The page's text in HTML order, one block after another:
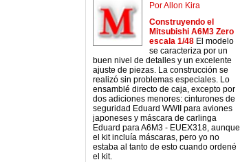
Por Allon Kira
Construyendo el
Mitsubishi A6M3 Zero
escala 1/48 El modelo
se caracteriza por un
buen nivel de detalles y un excelente
ajuste de piezas. La construcción se
realizó sin problemas especiales. Lo
ensamblé directo de caja, excepto por
dos adiciones menores: cinturones de
seguridad Eduard WWII para aviones
japoneses y máscara de carlinga
Eduard para A6M3 - EUEX318, aunque
el kit incluía máscaras, pero yo no
estaba al tanto de esto cuando ordené
el kit.